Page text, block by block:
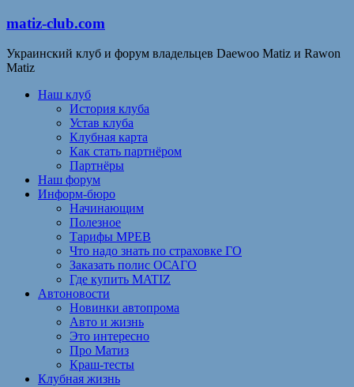
matiz-club.com
Украинский клуб и форум владельцев Daewoo Matiz и Rawon
Matiz
Наш клуб
История клуба
Устав клуба
Клубная карта
Как стать партнёром
Партнёры
Наш форум
Информ-бюро
Начинающим
Полезное
Тарифы МРЕВ
Что надо знать по страховке ГО
Заказать полис ОСАГО
Где купить MATIZ
Автоновости
Новинки автопрома
Авто и жизнь
Это интересно
Про Матиз
Краш-тесты
Клубная жизнь